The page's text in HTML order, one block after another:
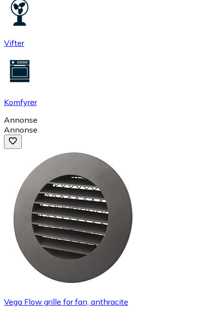
Vifter
Komfyrer
Annonse
Annonse
Vega Flow grille for fan, anthracite